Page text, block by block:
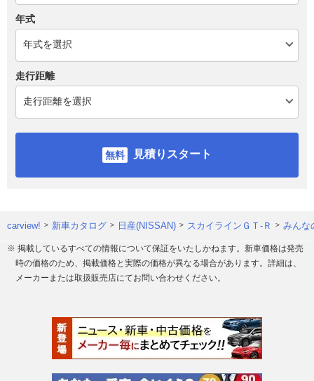
年式
走行距離
見積りスタート
carview! 新車カタログ 日産(NISSAN) スカイラインＧＴ‐Ｒ みんな
※ 掲載しているすべての情報について保証をいたしかねます。新車価格は発売
時の価格のため、掲載価格と実際の価格が異なる場合があります。詳細は、
メーカーまたは取扱販売店にてお問い合わせください。